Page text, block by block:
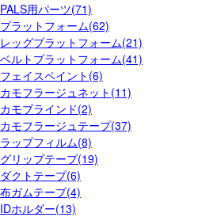
PALS用パーツ(71)
プラットフォーム(62)
レッグプラットフォーム(21)
ベルトプラットフォーム(41)
フェイスペイント(6)
カモフラージュネット(11)
カモブラインド(2)
カモフラージュテープ(37)
ラップフィルム(8)
グリップテープ(19)
ダクトテープ(6)
布ガムテープ(4)
IDホルダー(13)